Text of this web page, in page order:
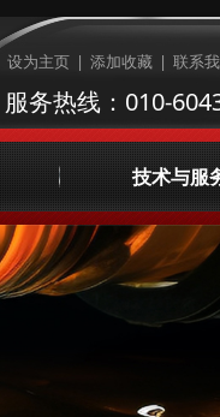
设为主页 | 添加收藏 | 联系
服务热线：010-
技术与服
润滑油检测与
集中供油系统咨询
液体管理服